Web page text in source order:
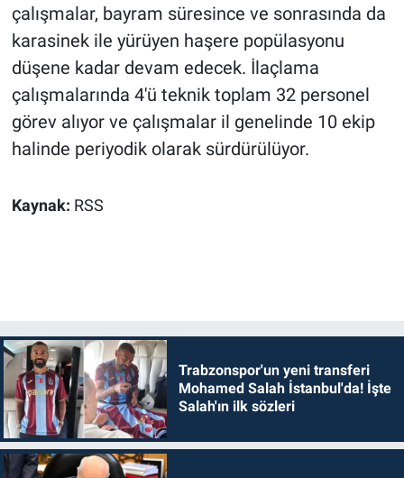
çalışmalar, bayram süresince ve sonrasında da
karasinek ile yürüyen haşere popülasyonu
düşene kadar devam edecek. İlaçlama
çalışmalarında 4'ü teknik toplam 32 personel
görev alıyor ve çalışmalar il genelinde 10 ekip
halinde periyodik olarak sürdürülüyor.
Kaynak: RSS
Trabzonspor'un yeni transferi
Mohamed Salah İstanbul'da! İşte
Salah'ın ilk sözleri